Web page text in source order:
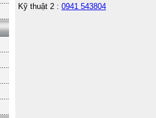
Kỹ thuật 2 : 0941 543804